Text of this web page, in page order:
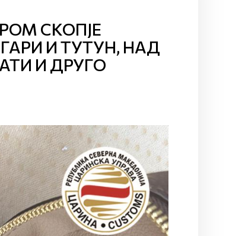
СКОПЈЕ
И ТУТУН, НАД
И ДРУГО